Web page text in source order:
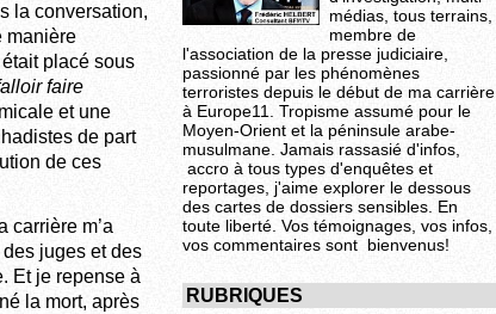
la conversation,
manière
placé sous
faire
et une
de part
de ces
carrière m’a
juges et des
Et je repense à
la mort, après
médias, tous terrains,
membre de
l'association de la presse judiciaire,
passionné par les phénomènes
terroristes depuis le début de ma carrière
à Europe11. Tropisme assumé pour le
Moyen-Orient et la péninsule arabe-
musulmane. Jamais rassasié d'infos,
accro à tous types d'enquêtes et
reportages, j'aime explorer le dessous
des cartes de dossiers sensibles. En
toute liberté. Vos témoignages, vos infos,
vos commentaires sont bienvenus!
RUBRIQUES